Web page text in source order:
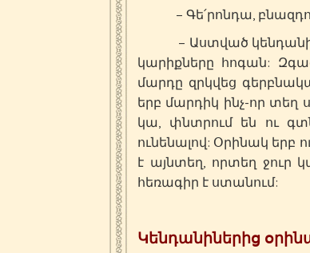
– Գե՛րոնդա,
– Աստված
կարիքները հոգան:
մարդը զրկվեց
երբ մարդիկ ինչ-որ տեղ
կա, փնտրում են ու
ունենալով: Օրինակ
է այնտեղ, որտեղ ջուր
հեռագիր է ստանում:
Կենդանիներից